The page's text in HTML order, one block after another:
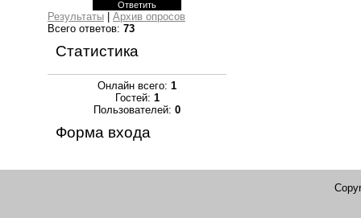
Результаты
Архив опросов
Всего ответов: 73
Статистика
Онлайн всего: 1
Гостей: 1
Пользователей: 0
Форма входа